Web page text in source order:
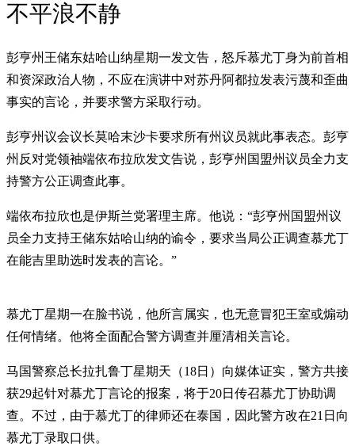
不平浪不静
彭亨州王储东姑哈山纳星期一发文告，怒斥慕尤丁身为前首相
和资深政治人物，不应在演讲中对苏丹阿都拉发表污蔑和歪曲
事实的言论，并要求警方采取行动。
彭亨州议会议长莫哈末沙卡要求所有州议员就此事表态。彭亨
州反对党领袖端依布拉欣发文告说，彭亨州国盟州议员全力支
持警方公正调查此事。
端依布拉欣也是伊斯兰党署理主席。他说：“彭亨州国盟州议
员全力支持王储东姑哈山纳的谕令，要求当局公正调查慕尤丁
在能吉里助选时发表的言论。”
慕尤丁星期一在脸书说，他所言属实，也无意冒犯王室或煽动
任何情绪。他将全面配合警方调查并厘清相关言论。
马国警察总长拉扎鲁丁星期天（18日）向媒体证实，警方共接
获29起针对慕尤丁言论的报案，将于20日传召慕尤丁协助调
查。不过，由于慕尤丁的律师还在泰国，因此警方改在21日向
慕尤丁录取口供。